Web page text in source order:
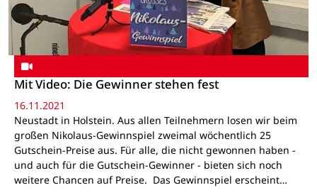
Mit Video: Die Gewinner stehen fest
16.11.2021
Neustadt in Holstein. Aus allen Teilnehmern losen wir beim
großen Nikolaus-Gewinnspiel zweimal wöchentlich 25
Gutschein-Preise aus. Für alle, die nicht gewonnen haben -
und auch für die Gutschein-Gewinner - bieten sich noch
weitere Chancen auf Preise. Das Gewinnspiel erscheint…